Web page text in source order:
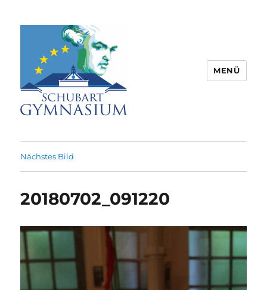
Partnerschule für Europa |
MENÜ
Nächstes Bild
20180702_091220